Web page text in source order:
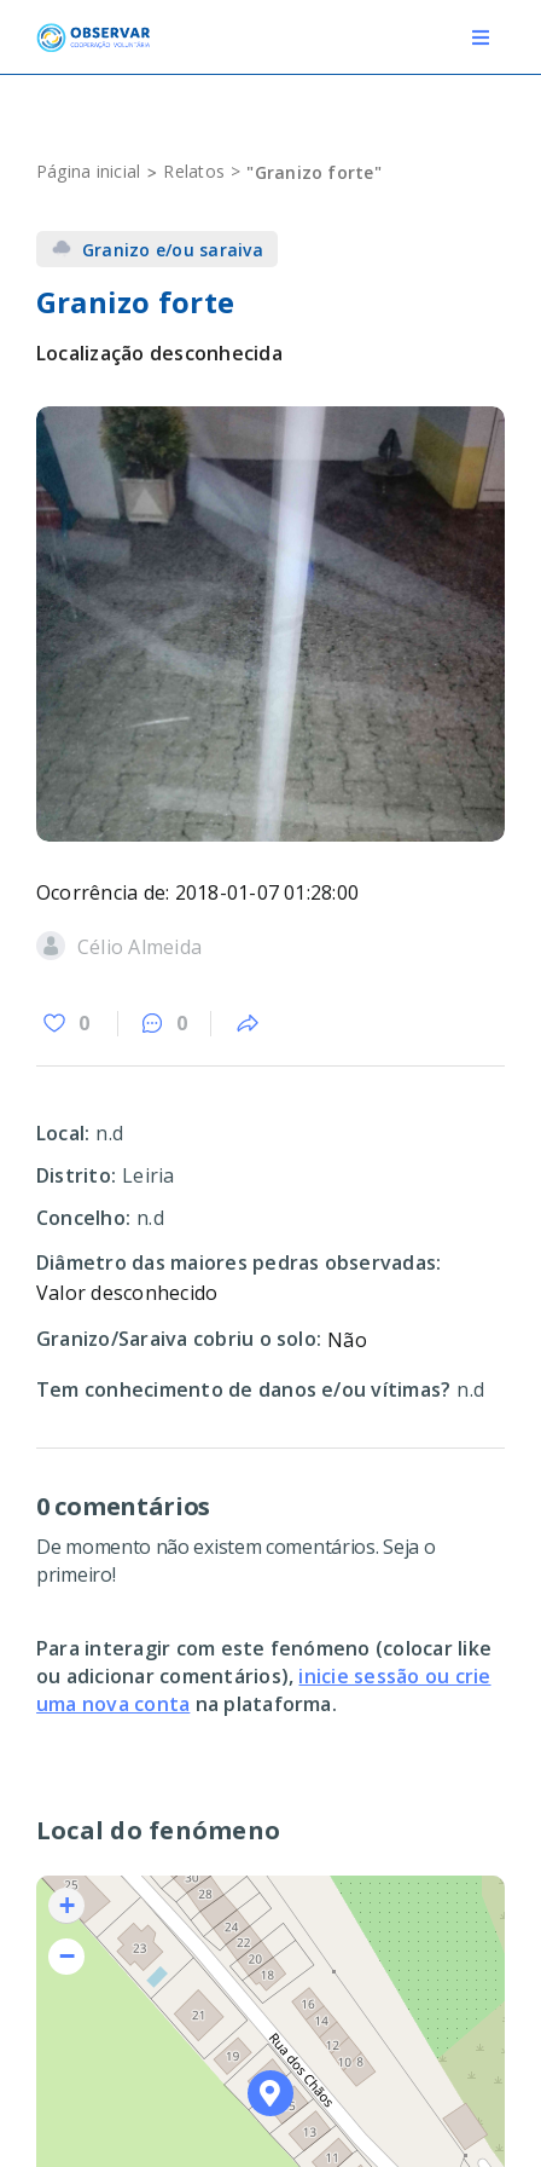
content
Toggle
EVENTOS
DEFINIÇÕES
F.A.Q.
Novo relato Login
Página inicial Relatos "Granizo forte"
Local do fenómeno
+
−
Granizo e/ou saraiva
Granizo forte
Localização desconhecida
Ocorrência de: 2018-01-07 01:28:00
Célio Almeida
0 0
Local: n.d
Distrito: Leiria
Concelho: n.d
Diâmetro das maiores pedras observadas:
Valor desconhecido
Granizo/Saraiva cobriu o solo: Não
Tem conhecimento de danos e/ou vítimas? n.d
0 comentários
De momento não existem comentários. Seja o
primeiro!
Para interagir com este fenómeno (colocar like
ou adicionar comentários), inicie sessão ou crie
uma nova conta na plataforma.